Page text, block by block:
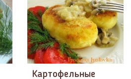
Картофельные